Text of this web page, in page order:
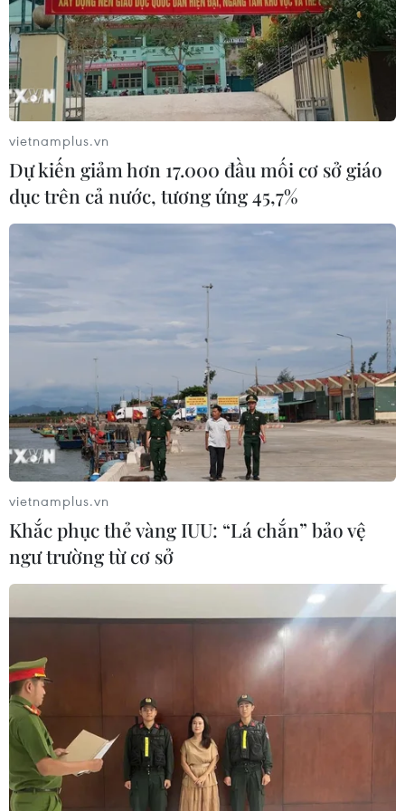
#hướng dẫn cấp giấy phép lái xe
Theo dõi VietnamPlus
TIN LIÊN QUAN
vietnamplus.vn
Dự kiến giảm hơn 17.000 đầu mối cơ sở giáo
dục trên cả nước, tương ứng 45,7%
vietnamplus.vn
Khắc phục thẻ vàng IUU: “Lá chắn” bảo vệ
ngư trường từ cơ sở